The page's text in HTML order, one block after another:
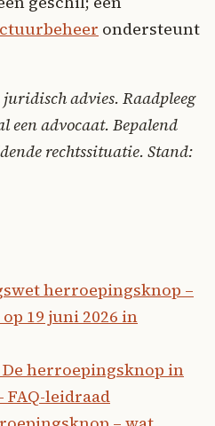
ondersteunt
advies. Raadpleeg
een advocaat. Bepalend
rechtssituatie. Stand:
herroepingsknop –
op 19 juni 2026 in
herroepingsknop in
FAQ-leidraad